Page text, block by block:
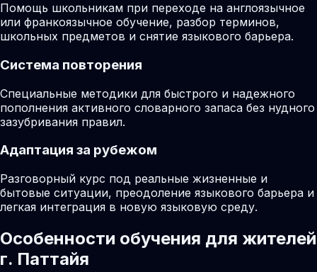
Помощь школьникам при переходе на англоязычное
или франкоязычное обучение, разбор терминов,
школьных предметов и снятие языкового барьера.
Система повторения
Специальные методики для быстрого и надежного
пополнения активного словарного запаса без нудного
зазубривания правил.
Адаптация за рубежом
Разговорный курс под реальные жизненные и
бытовые ситуации, преодоление языкового барьера и
легкая интеграция в новую языковую среду.
Особенности обучения для жителей
г. Паттайя